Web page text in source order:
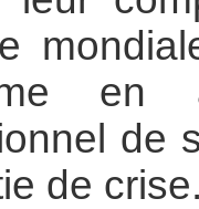
en
de
de